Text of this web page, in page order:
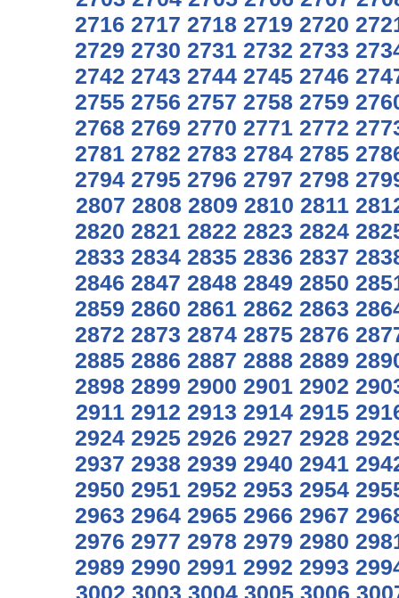
2716 2717 2718 2719 2720
2729 2730 2731 2732 2733
2742 2743 2744 2745 2746
2755 2756 2757 2758 2759
2768 2769 2770 2771 2772
2781 2782 2783 2784 2785
2794 2795 2796 2797 2798
2807 2808 2809 2810 2811
2820 2821 2822 2823 2824
2833 2834 2835 2836 2837
2846 2847 2848 2849 2850
2859 2860 2861 2862 2863
2872 2873 2874 2875 2876
2885 2886 2887 2888 2889
2898 2899 2900 2901 2902
2911 2912 2913 2914 2915
2924 2925 2926 2927 2928
2937 2938 2939 2940 2941
2950 2951 2952 2953 2954
2963 2964 2965 2966 2967
2976 2977 2978 2979 2980
2989 2990 2991 2992 2993
3002 3003 3004 3005 3006